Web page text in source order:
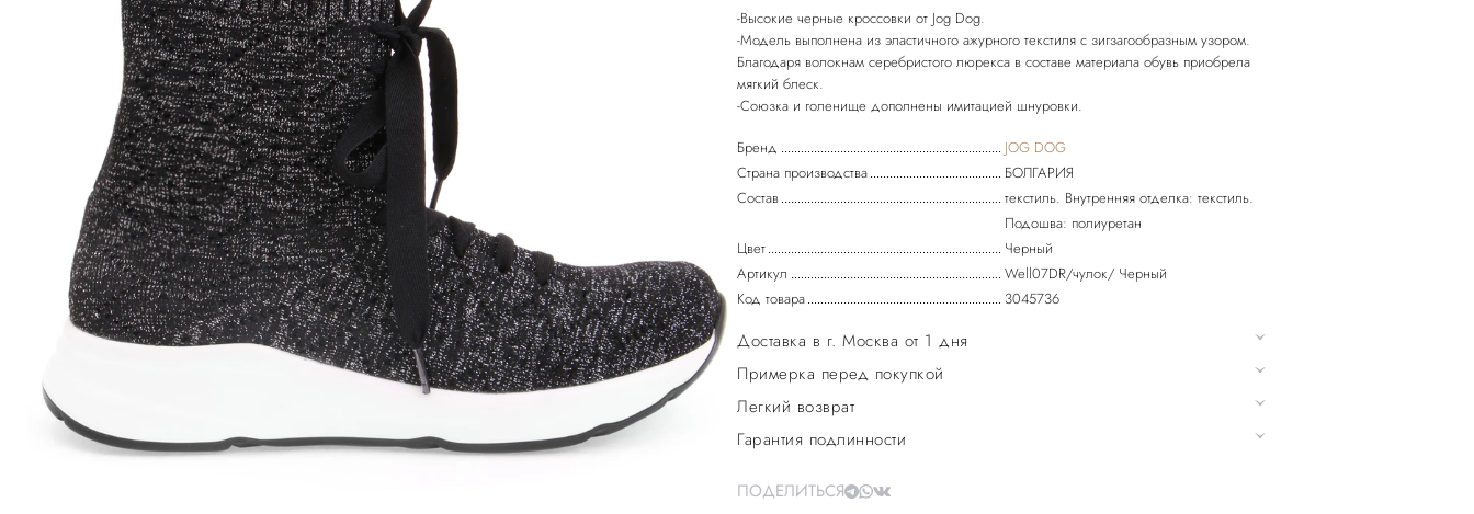
-Высокие черные кроссовки от Jog Dog.
-Модель выполнена из эластичного ажурного текстиля с зигзагообразным узором.
Благодаря волокнам серебристого люрекса в составе материала обувь приобрела
мягкий блеск.
-Союзка и голенище дополнены имитацией шнуровки.
Бренд
JOG DOG
Страна производства
БОЛГАРИЯ
Состав
текстиль. Внутренняя отделка: текстиль.
Подошва: полиуретан
Цвет
Черный
Артикул
Well07DR/чулок/ Черный
Код товара
3045736
Доставка в г. Москва от 1 дня
Примерка перед покупкой
Легкий возврат
Гарантия подлинности
ПОДЕЛИТЬСЯ